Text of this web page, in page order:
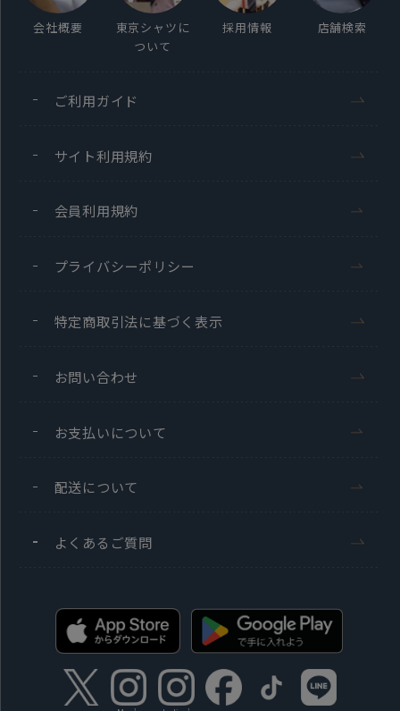
会社概要
東京シャツに
ついて
採用情報 店舗検索
ご利用ガイド
サイト利用規約
会員利用規約
プライバシーポリシー
特定商取引法に基づく表示
お問い合わせ
お支払いについて
配送について
よくあるご質問